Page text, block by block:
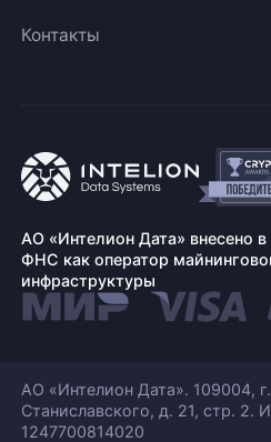
Контакты
АО «Интелион Дата» внесено в
ФНС как оператор
инфраструктуры
АО «Интелион Дата». 109004,
Станиславского, д. 21, стр. 2.
1247700814020